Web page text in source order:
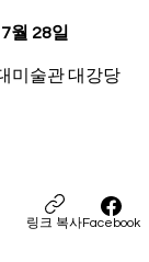
미술관 대강당
월 28일
링크 복사Facebook